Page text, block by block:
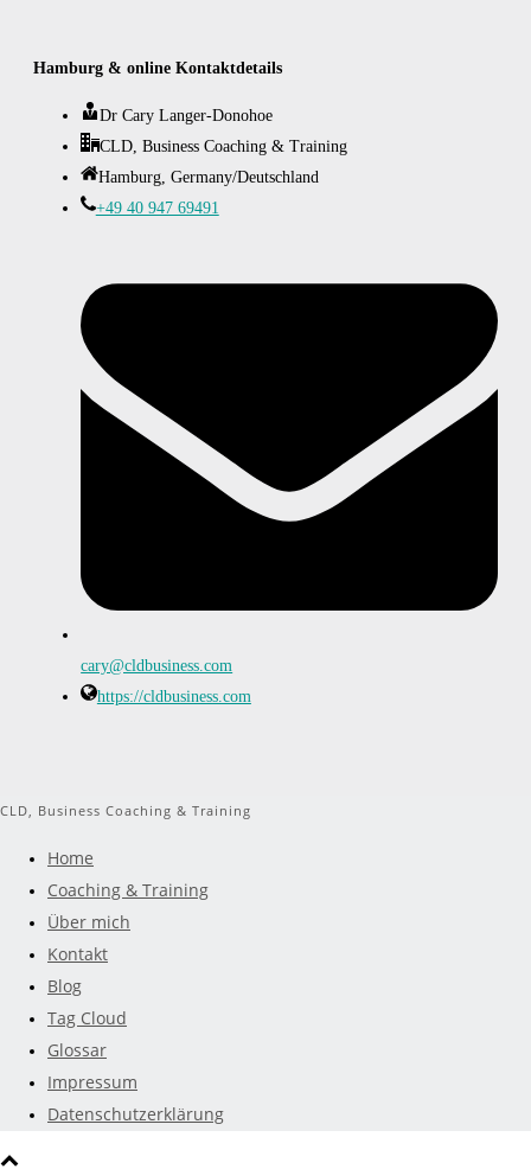
Hamburg & online Kontaktdetails
Dr Cary Langer-Donohoe
CLD, Business Coaching & Training
Hamburg, Germany/Deutschland
+49 40 947 69491
cary@cldbusiness.com
https://cldbusiness.com
CLD, Business Coaching & Training
Home
Coaching & Training
Über mich
Kontakt
Blog
Tag Cloud
Glossar
Impressum
Datenschutzerklärung